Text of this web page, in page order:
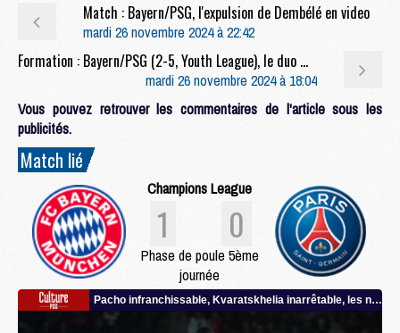
Match : Bayern/PSG, l'expulsion de Dembélé en video
mardi 26 novembre 2024 à 22:42
Formation : Bayern/PSG (2-5, Youth League), le duo Mbaye/Sangaré frappe encore
mardi 26 novembre 2024 à 18:04
Vous pouvez retrouver les commentaires de l'article sous les
publicités.
Match lié
Champions League
1 0
Phase de poule 5ème
journée